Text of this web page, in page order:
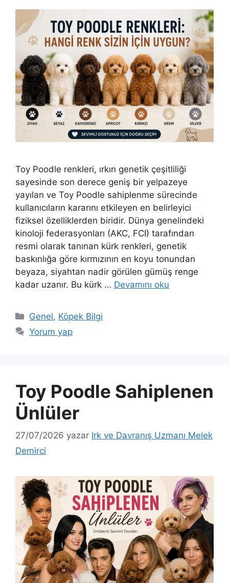
Toy Poodle renkleri, ırkın genetik çeşitliliği
sayesinde son derece geniş bir yelpazeye
yayılan ve Toy Poodle sahiplenme sürecinde
kullanıcıların kararını etkileyen en belirleyici
fiziksel özelliklerden biridir. Dünya genelindeki
kinoloji federasyonları (AKC, FCI) tarafından
resmi olarak tanınan kürk renkleri, genetik
baskınlığa göre kırmızının en koyu tonundan
beyaza, siyahtan nadir görülen gümüş renge
kadar uzanır. Bu kürk … Devamını oku
Kategoriler
Genel, Köpek Bilgi
Yorum yap
Toy Poodle Sahiplenen
Ünlüler
27/07/2026 yazar Irk ve Davranış Uzmanı Melek
Demirci